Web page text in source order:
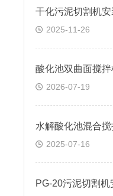
干化污泥切割机安
2025-11-26
2026-07-19
2025-07-16
PG-20污泥切割机